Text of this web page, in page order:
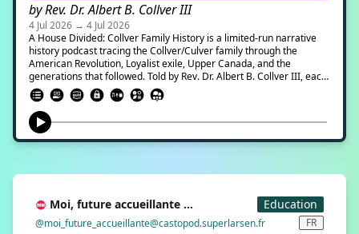
by Rev. Dr. Albert B. Collver III
4 Jul 2026 → 4 Jul 2026
A House Divided: Collver Family History is a limited-run narrative
history podcast tracing the Collver/Culver family through the
American Revolution, Loyalist exile, Upper Canada, and the
generations that followed. Told by Rev. Dr. Albert B. Collver III, each
episode combines genealogy, original records, family memory, and
historical storytelling to recover the lives of Jabez Collver, his
descendants, and the divided world they inhabited.
Education
Moi, future accueillante ...
FR
@moi_future_accueillante@castopod.superlarsen.fr